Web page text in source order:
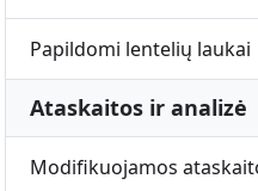
Papildomi lentelių laukai
Ataskaitos ir analizė
Modifikuojamos